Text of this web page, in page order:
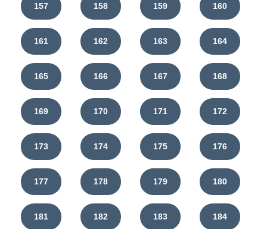
157 158 159 160
161 162 163 164
165 166 167 168
169 170 171 172
173 174 175 176
177 178 179 180
181 182 183 184